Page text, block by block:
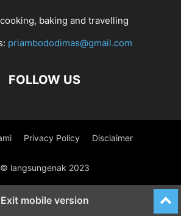
baking and travelling
priambododimas@gmail.com
FOLLOW US
Privacy Policy Disclaimer
© langsungenak 2023
Exit mobile version